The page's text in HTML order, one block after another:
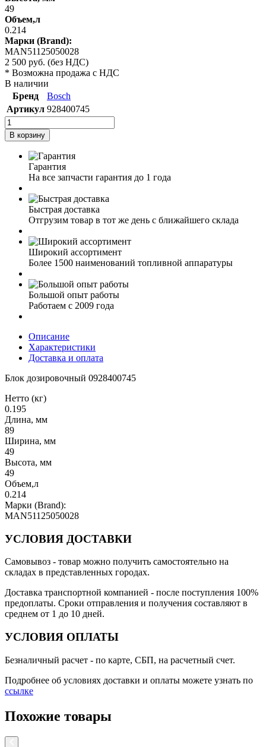
49
Объем,л
0.214
Марки (Brand):
MAN51125050028
2 500 руб. (без НДС)
* Возможна продажа с НДС
В наличии
Бренд
Bosch
Артикул 928400745
В корзину
Гарантия
На все запчасти гарантия до 1 года
Быстрая доставка
Отгрузим товар в тот же день с ближайшего склада
Широкий ассортимент
Более 1500 наименований топливной аппаратуры
Большой опыт работы
Работаем с 2009 года
Описание
Характеристики
Доставка и оплата
Блок дозировочный 0928400745
Нетто (кг)
0.195
Длина, мм
89
Ширина, мм
49
Высота, мм
49
Объем,л
0.214
Марки (Brand):
MAN51125050028
УСЛОВИЯ ДОСТАВКИ
Самовывоз - товар можно получить самостоятельно на
складах в представленных городах.
Доставка транспортной компанией - после поступления 100%
предоплаты. Сроки отправления и получения составляют в
среднем от 1 до 10 дней.
УСЛОВИЯ ОПЛАТЫ
Безналичный расчет - по карте, СБП, на расчетный счет.
Подробнее об условиях доставки и оплаты можете узнать по
ссылке
Похожие товары